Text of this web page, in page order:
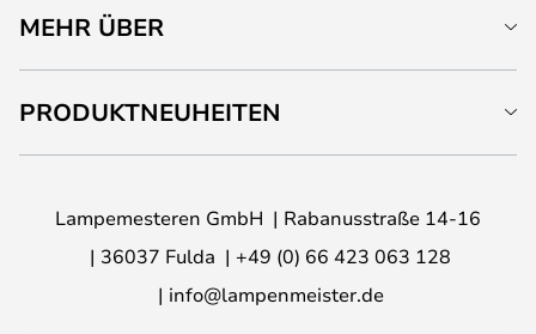
MEHR ÜBER
PRODUKTNEUHEITEN
Lampemesteren GmbH
Rabanusstraße 14-16
36037 Fulda
+49 (0) 66 423 063 128
info@lampenmeister.de